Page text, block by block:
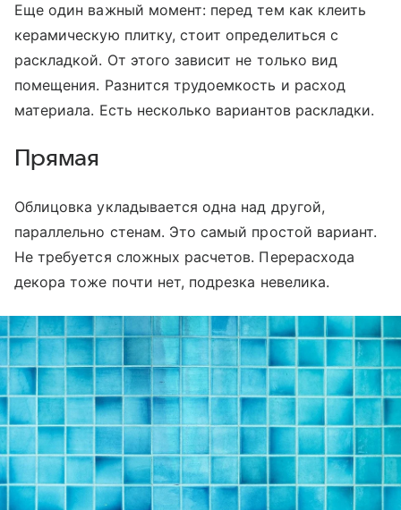
Еще один важный момент: перед тем как клеить
керамическую плитку, стоит определиться с
раскладкой. От этого зависит не только вид
помещения. Разнится трудоемкость и расход
материала. Есть несколько вариантов раскладки.
Прямая
Облицовка укладывается одна над другой,
параллельно стенам. Это самый простой вариант.
Не требуется сложных расчетов. Перерасхода
декора тоже почти нет, подрезка невелика.